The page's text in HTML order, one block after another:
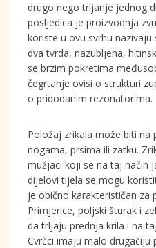
drugo nego trljanje jednog
posljedica je proizvodnja
koriste u ovu svrhu nazivaju
dva tvrda, nazubljena,
se brzim pokretima
čegrtanje ovisi o strukturi
o pridodanim rezonatorima.
Položaj zrikala može biti na
nogama, prsima ili zatku.
mužjaci koji se na taj način
dijelovi tijela se mogu
je obično karakterističan za
Primjerice, poljski šturak i
da trljaju prednja krila i na
Cvrčci imaju malo drugačiju